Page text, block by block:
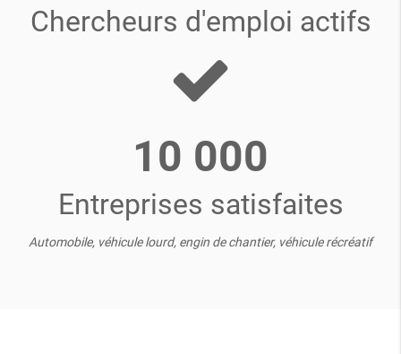
Chercheurs d'emploi actifs
10 000
Entreprises satisfaites
Automobile, véhicule lourd, engin de chantier, véhicule récréatif